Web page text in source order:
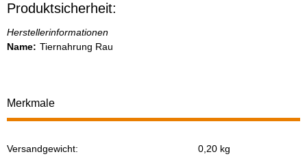
Produktsicherheit:
Herstellerinformationen
Name: Tiernahrung Rau
Merkmale
Produkteigenschaft
Wert
Versandgewicht:
0,20 kg